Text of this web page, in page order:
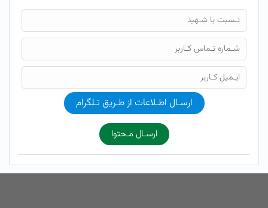
ارسـال اطـلاعات از طـریق تـلگرام
ارسـال مـحتوا